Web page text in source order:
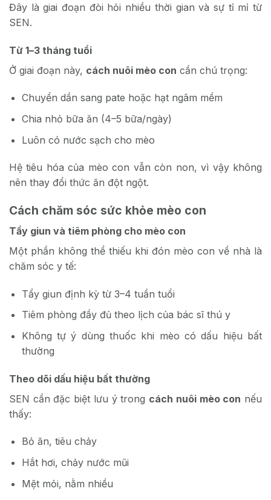
Đây là giai đoạn đòi hỏi nhiều thời gian và sự tỉ mỉ từ
SEN.
Từ 1–3 tháng tuổi
Ở giai đoạn này, cách nuôi mèo con cần chú trọng:
Chuyển dần sang pate hoặc hạt ngâm mềm
Chia nhỏ bữa ăn (4–5 bữa/ngày)
Luôn có nước sạch cho mèo
Hệ tiêu hóa của mèo con vẫn còn non, vì vậy không
nên thay đổi thức ăn đột ngột.
Cách chăm sóc sức khỏe mèo con
Tẩy giun và tiêm phòng cho mèo con
Một phần không thể thiếu khi đón mèo con về nhà là
chăm sóc y tế:
Tẩy giun định kỳ từ 3–4 tuần tuổi
Tiêm phòng đầy đủ theo lịch của bác sĩ thú y
Không tự ý dùng thuốc khi mèo có dấu hiệu bất
thường
Theo dõi dấu hiệu bất thường
SEN cần đặc biệt lưu ý trong cách nuôi mèo con nếu
thấy:
Bỏ ăn, tiêu chảy
Hắt hơi, chảy nước mũi
Mệt mỏi, nằm nhiều